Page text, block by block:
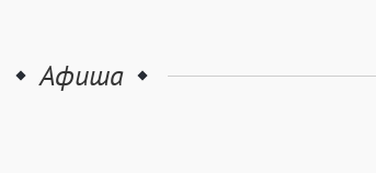
Афиша